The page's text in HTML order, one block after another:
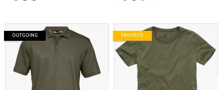
OUTGOING FAVORITE